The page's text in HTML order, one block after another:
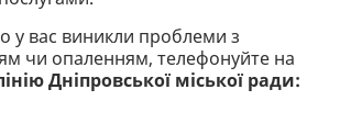
у вас виникли проблеми з
чи опаленням, телефонуйте на
Дніпровської міської ради: